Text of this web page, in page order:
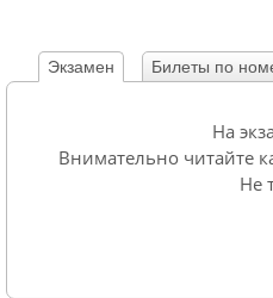
Экзамен Билеты по
На
Внимательно читайте
Не